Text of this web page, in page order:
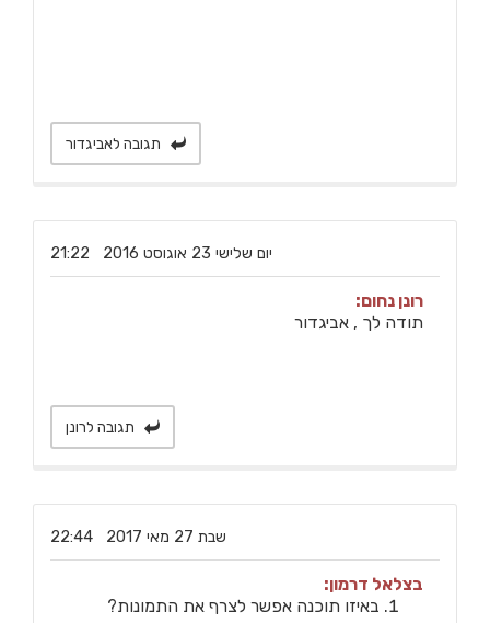
תגובה לאביגדור
תגובה לרונן
‏יום שלישי ‏23 ‏אוגוסט ‏2016 21:22
רונן נחום:
תודה לך , אביגדור
‏שבת ‏27 ‏מאי ‏2017 22:44
בצלאל דרמון:
באיזו תוכנה אפשר לצרף את התמונות?